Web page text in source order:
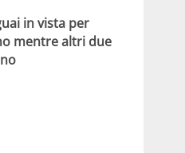
in vista per
mentre altri due